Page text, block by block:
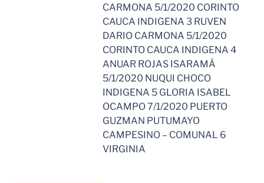
CARMONA 5/1/2020 CORINTO
CAUCA INDIGENA 3 RUVEN
DARIO CARMONA 5/1/2020
CORINTO CAUCA INDIGENA 4
ANUAR ROJAS ISARAMÁ
5/1/2020 NUQUI CHOCO
INDIGENA 5 GLORIA ISABEL
OCAMPO 7/1/2020 PUERTO
GUZMAN PUTUMAYO
CAMPESINO – COMUNAL 6
VIRGINIA